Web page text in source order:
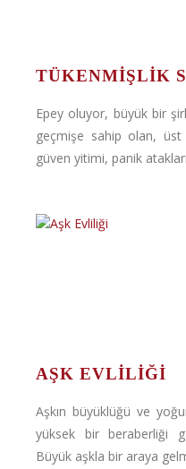
TÜKENMIŞLIK
Epey oluyor, büyük bir
geçmişe sahip olan, üst
güven yitimi, panik
AŞK EVLILIĞI
Aşkın büyüklüğü ve
yüksek bir beraberliği
Büyük aşkla bir araya